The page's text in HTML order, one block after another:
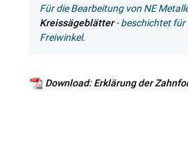
Für die Bearbeitung von NE
Kreissägeblätter- beschichtet für
Freiwinkel.
Download: Erklärung der